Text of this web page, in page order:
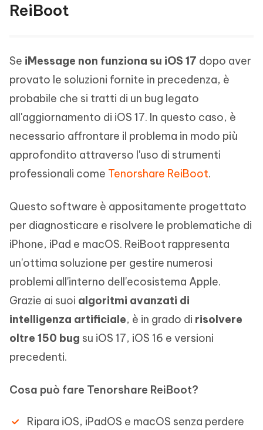
ReiBoot
Se iMessage non funziona su iOS 17 dopo aver
provato le soluzioni fornite in precedenza, è
probabile che si tratti di un bug legato
all'aggiornamento di iOS 17. In questo caso, è
necessario affrontare il problema in modo più
approfondito attraverso l'uso di strumenti
professionali come Tenorshare ReiBoot.
Questo software è appositamente progettato
per diagnosticare e risolvere le problematiche di
iPhone, iPad e macOS. ReiBoot rappresenta
un'ottima soluzione per gestire numerosi
problemi all'interno dell'ecosistema Apple.
Grazie ai suoi algoritmi avanzati di
intelligenza artificiale, è in grado di risolvere
oltre 150 bug su iOS 17, iOS 16 e versioni
precedenti.
Cosa può fare Tenorshare ReiBoot?
Ripara iOS, iPadOS e macOS senza perdere